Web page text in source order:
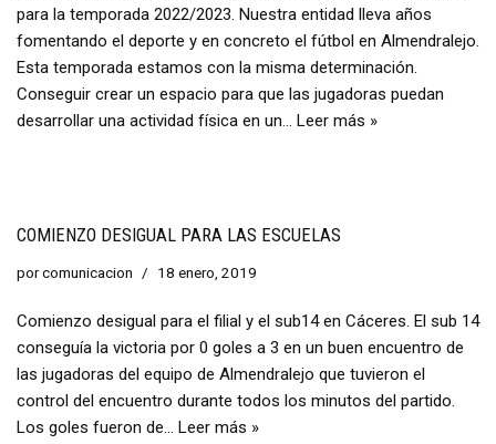
para la temporada 2022/2023. Nuestra entidad lleva años
fomentando el deporte y en concreto el fútbol en Almendralejo.
Esta temporada estamos con la misma determinación.
Conseguir crear un espacio para que las jugadoras puedan
desarrollar una actividad física en un… Leer más »
COMIENZO DESIGUAL PARA LAS ESCUELAS
porcomunicacion 18 enero, 2019
Comienzo desigual para el filial y el sub14 en Cáceres. El sub 14
conseguía la victoria por 0 goles a 3 en un buen encuentro de
las jugadoras del equipo de Almendralejo que tuvieron el
control del encuentro durante todos los minutos del partido.
Los goles fueron de… Leer más »